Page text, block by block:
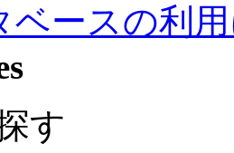
ベースの利
す